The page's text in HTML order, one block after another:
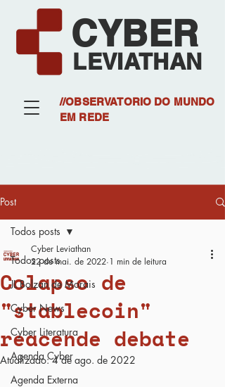
CYBER
LEVIATHAN
//OBSERVATORIO DO MUNDO
EM REDE
Post
Todos posts
JL Bolzan de Morais
Cyber News
Cyber Literatura
Agenda Cyber
Agenda Externa
Todos posts
Colapso de
"stablecoin"
reacende debate
Cyber Leviathan
22 de mai. de 2022 1 min de leitura
Atualizado:4 de ago. de 2022